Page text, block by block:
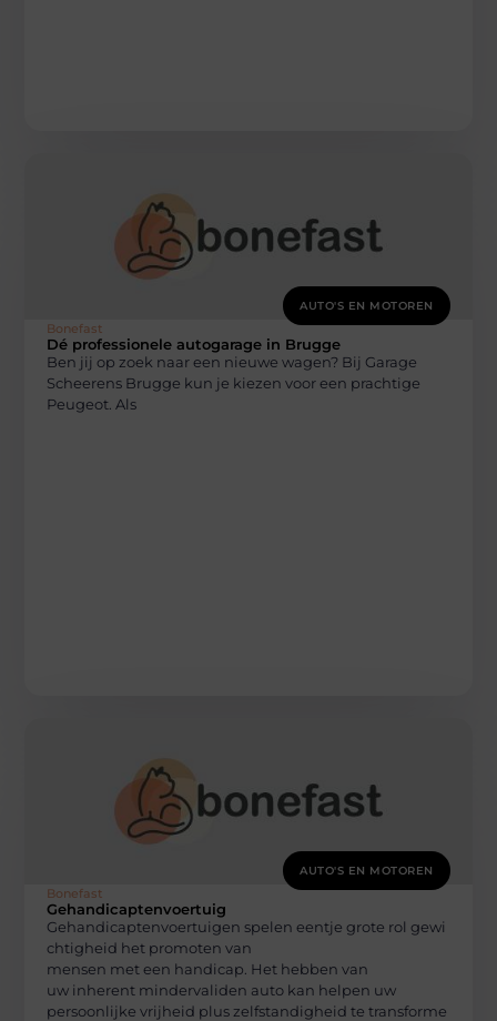
AUTO'S EN MOTOREN
Bonefast
Dé professionele autogarage in Brugge
Ben jij op zoek naar een nieuwe wagen? Bij Garage
Scheerens Brugge kun je kiezen voor een prachtige
Peugeot. Als
AUTO'S EN MOTOREN
Bonefast
Gehandicaptenvoertuig
Gehandicaptenvoertuigen spelen eentje grote rol gewi
chtigheid het promoten van
mensen met een handicap. Het hebben van
uw inherent mindervaliden auto kan helpen uw
persoonlijke vrijheid plus zelfstandigheid te transforme